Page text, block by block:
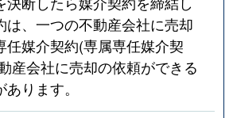
は、一つの不動産会社に売却
任媒介契約(専属専任媒介契
産会社に売却の依頼ができる
ります。